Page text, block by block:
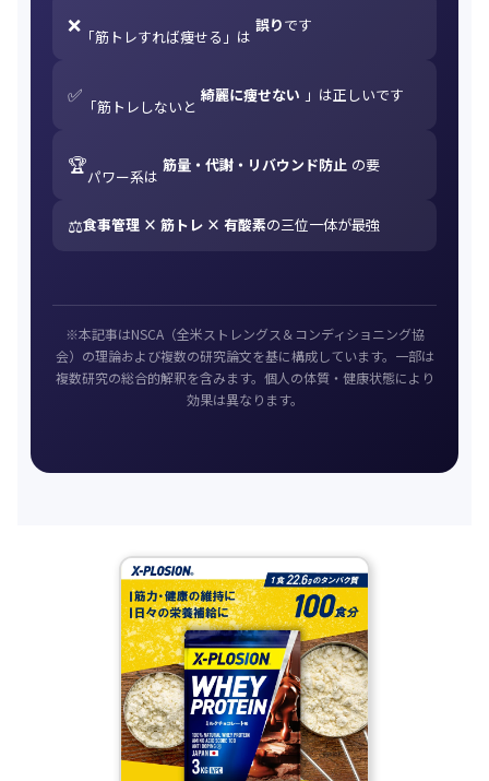
❌ 「筋トレすれば痩せる」は
誤りです
✅ 「筋トレしないと
綺麗に痩せない 」は正しいです
🏆パワー系は
筋量・代謝・リバウンド防止 の要
⚖️食事管理 × 筋トレ × 有酸素の三位一体が最強
※本記事はNSCA（全米ストレングス＆コンディショニング協
会）の理論および複数の研究論文を基に構成しています。一部は
複数研究の総合的解釈を含みます。個人の体質・健康状態により
効果は異なります。